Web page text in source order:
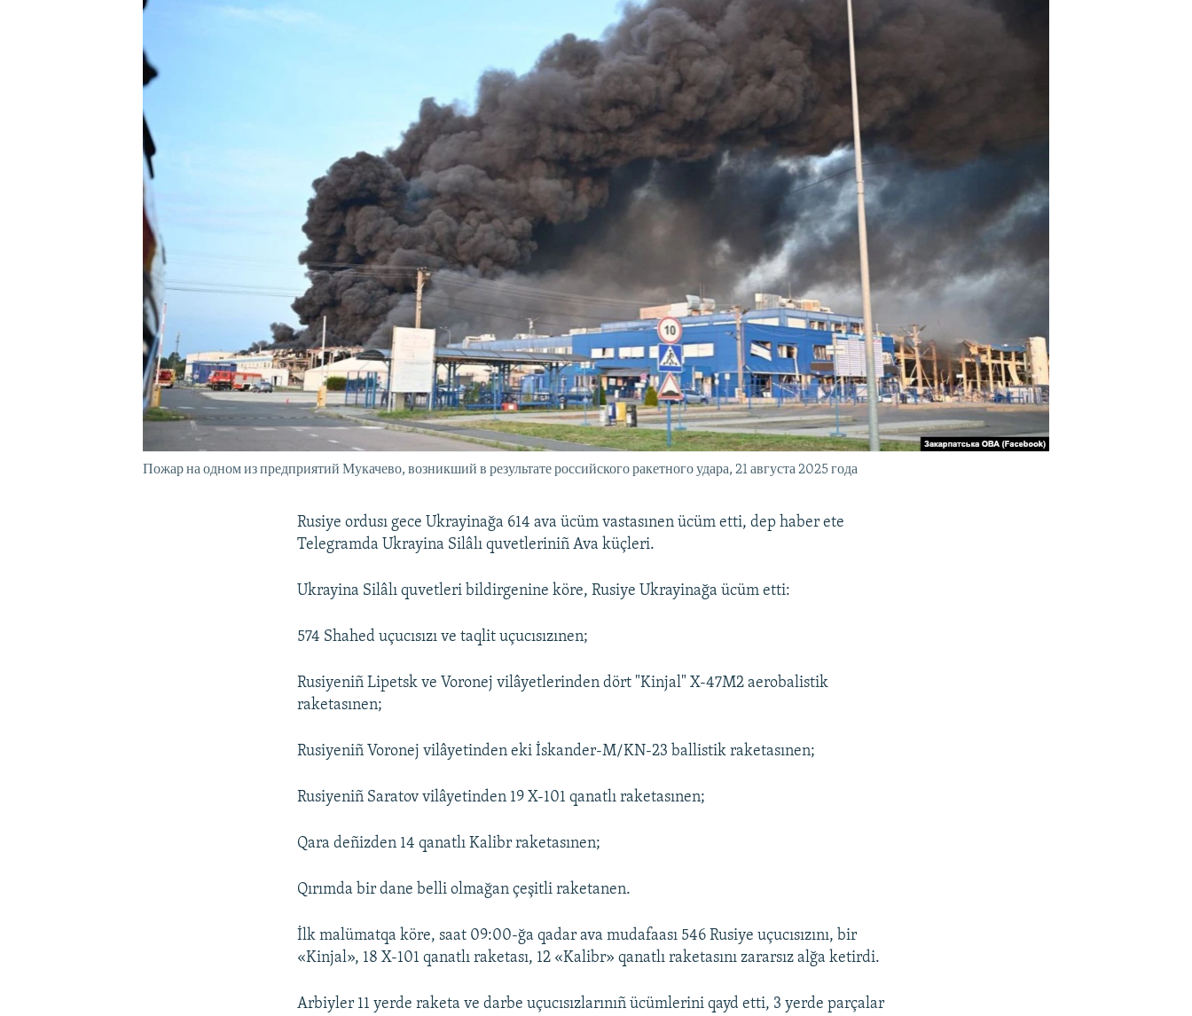
Пожар на одном из предприятий Мукачево, возникший в результате российского ракетного удара, 21 августа 2025 года
Rusiye ordusı gece Ukrayinağa 614 ava ücüm vastasınen ücüm etti, dep haber ete
Telegramda Ukrayina Silâlı quvetleriniñ Ava küçleri.
Ukrayina Silâlı quvetleri bildirgenine köre, Rusiye Ukrayinağa ücüm etti:
574 Shahed uçucısızı ve taqlit uçucısızınen;
Rusiyeniñ Lipetsk ve Voronej vilâyetlerinden dört "Kinjal" X-47M2 aerobalistik
raketasınen;
Rusiyeniñ Voronej vilâyetinden eki İskander-M/KN-23 ballistik raketasınen;
Rusiyeniñ Saratov vilâyetinden 19 X-101 qanatlı raketasınen;
Qara deñizden 14 qanatlı Kalibr raketasınen;
Qırımda bir dane belli olmağan çeşitli raketanen.
İlk malümatqa köre, saat 09:00-ğa qadar ava mudafaası 546 Rusiye uçucısızını, bir
«Kinjal», 18 X-101 qanatlı raketası, 12 «Kalibr» qanatlı raketasını zararsız alğa ketirdi.
Arbiyler 11 yerde raketa ve darbe uçucısızlarınıñ ücümlerini qayd etti, 3 yerde parçalar